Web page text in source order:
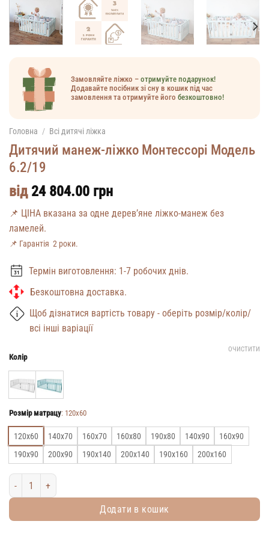
Замовляйте ліжко – отримуйте подарунок!
Додавайте посібник зі сну в кошик під час
замовлення та отримуйте його безкоштовно!
Головна / Всі дитячі ліжка
Дитячий манеж-ліжко Монтессорі Модель
6.2/19
від 24 804.00 грн
📌 ЦІНА вказана за одне дерев’яне ліжко-манеж без
ламелей.
📌 Гарантія 2 роки.
Термін виготовлення: 1-7 робочих днів.
Безкоштовна доставка.
Щоб дізнатися вартість товару - оберіть розмір/колір/
всі інші варіації
Колір
Розмір матрацу: 120х60
120х60 140х70 160х70 160х80 190х80 140х90
160х90
190х90
200х90 190х140 200х140 190х160 200х160
ОЧИСТИТИ
Дитячий манеж-ліжко Монтессорі Модель 6.2/19 кількість
Додати в кошик